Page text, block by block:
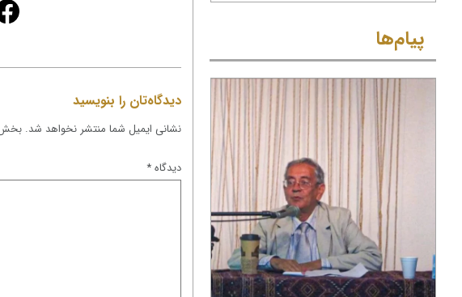
دیدگاه‌تان را بنویسید
نشانی ایمیل شما منتشر نخواهد شد.
دیدگاه*
پیام‌ها